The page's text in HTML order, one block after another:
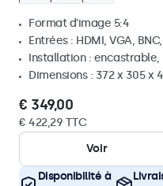
Format d'image 5:4
Entrées : HDMI, VGA,
Installation :
Dimensions : 372 x 305 x
€ 349,00
€ 422,29 TTC
Voir
Disponibilité à